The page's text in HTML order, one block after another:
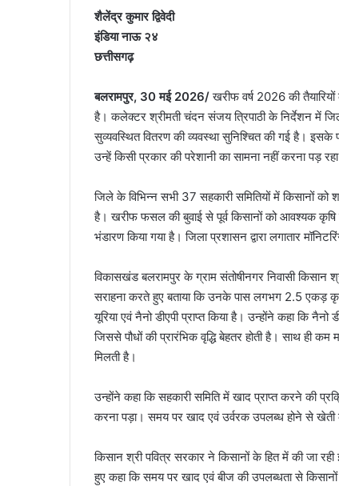
शैलेंद्र कुमार द्विवेदी
इंडिया नाऊ २४
छत्तीसगढ़
बलरामपुर, 30 मई 2026/खरीफ वर्ष 2026 की
है। कलेक्टर श्रीमती चंदन संजय त्रिपाठी के निर्देशन में
सुव्यवस्थित वितरण की व्यवस्था सुनिश्चित की गई है।
उन्हें किसी प्रकार की परेशानी का सामना नहीं करना पड़
जिले के विभिन्न सभी 37 सहकारी समितियों में किसानों को
है। खरीफ फसल की बुवाई से पूर्व किसानों को आवश्यक कृषि
भंडारण किया गया है। जिला प्रशासन द्वारा लगातार
विकासखंड बलरामपुर के ग्राम संतोषीनगर निवासी किसान
सराहना करते हुए बताया कि उनके पास लगभग 2.5 एकड़
यूरिया एवं नैनो डीएपी प्राप्त किया है। उन्होंने कहा कि
जिससे पौधों की प्रारंभिक वृद्धि बेहतर होती है। साथ ही
मिलती है।
उन्होंने कहा कि सहकारी समिति में खाद प्राप्त करने की
करना पड़ा। समय पर खाद एवं उर्वरक उपलब्ध होने से खेती
किसान श्री पवित्र सरकार ने किसानों के हित में की जा
हुए कहा कि समय पर खाद एवं बीज की उपलब्धता से